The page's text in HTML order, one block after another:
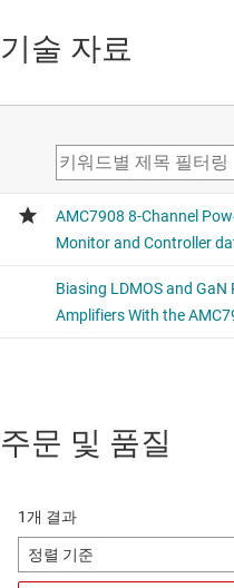
기술 자료
주문 및 품질